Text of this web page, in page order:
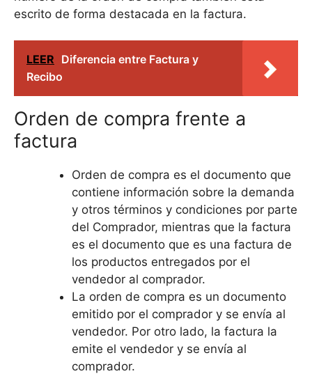
escrito de forma destacada en la factura.
LEER Diferencia entre Factura y
Recibo
Orden de compra frente a
factura
Orden de compra es el documento que
contiene información sobre la demanda
y otros términos y condiciones por parte
del Comprador, mientras que la factura
es el documento que es una factura de
los productos entregados por el
vendedor al comprador.
La orden de compra es un documento
emitido por el comprador y se envía al
vendedor. Por otro lado, la factura la
emite el vendedor y se envía al
comprador.